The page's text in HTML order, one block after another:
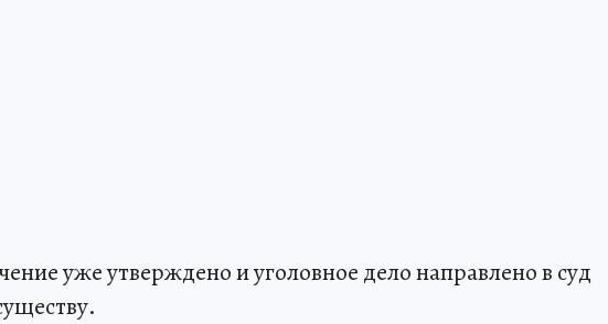
уже утверждено и уголовное дело направлено в суд